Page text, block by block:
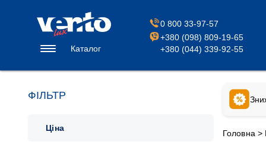
Каталог
0 800 33-97-57
+380 (098) 809-19-65
+380 (044) 339-92-55
ФІЛЬТР
Ціна
Головна >